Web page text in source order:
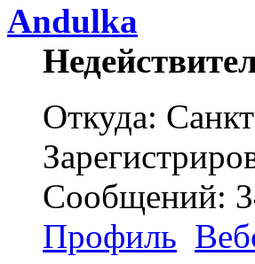
Andulka
Откуда:
Сообщений:
Профиль